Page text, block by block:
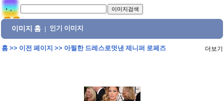
이미지 홈 인기 이미지
홈>> 이전 페이지 >> 아찔한 드레스로멋낸 제니퍼 로페즈 더보기